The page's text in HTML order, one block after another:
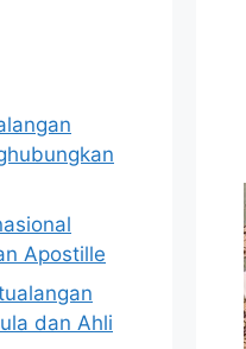
Apostille
dan Ahli